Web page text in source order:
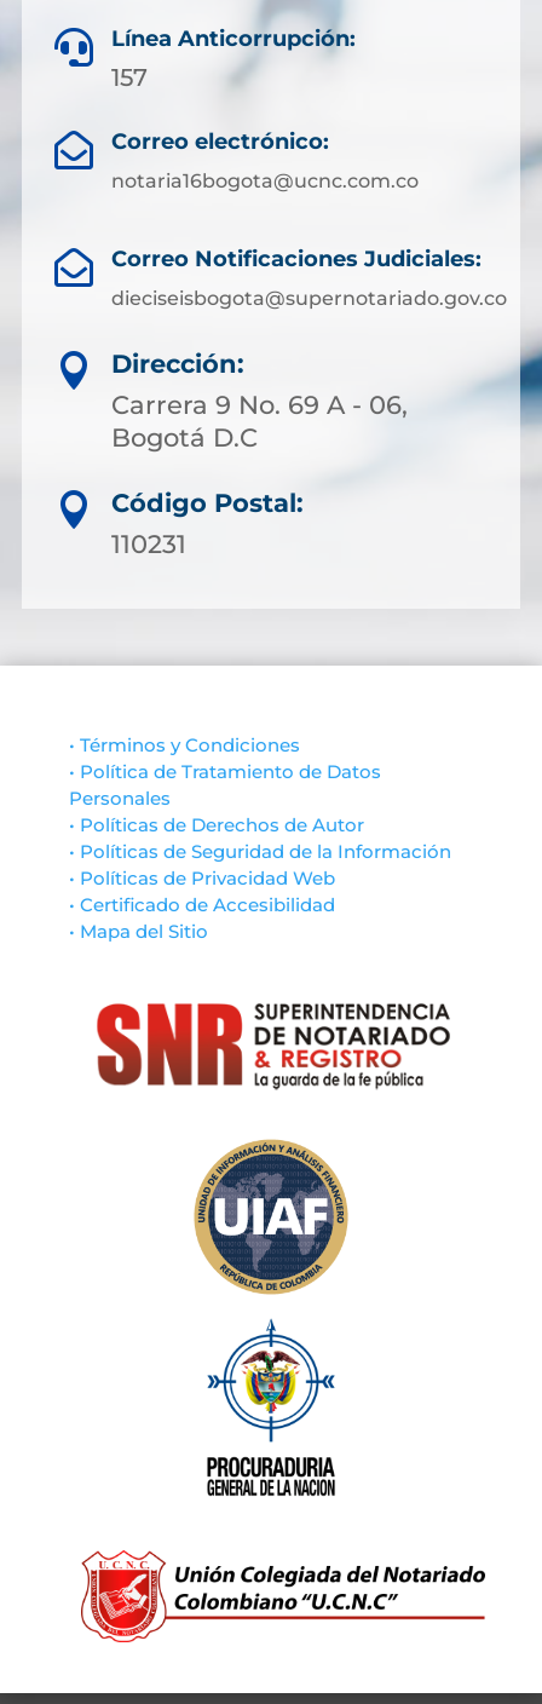
 Línea Anticorrupción:
157
 Correo electrónico:
notaria16bogota@ucnc.com.co
 Correo Notificaciones Judiciales:
dieciseisbogota@supernotariado.gov.co

Dirección:
Carrera 9 No. 69 A - 06,
Bogotá D.C

Código Postal:
110231
• Términos y Condiciones
• Política de Tratamiento de Datos
Personales
• Políticas de Derechos de Autor
• Políticas de Seguridad de la Información
• Políticas de Privacidad Web
• Certificado de Accesibilidad
• Mapa del Sitio